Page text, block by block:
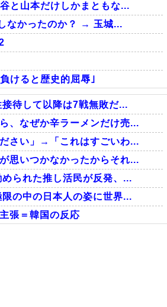
livedoor 相互RSS
と山本だけしかまともな...
なかったのか？ → 玉城...
けると歴史的屈辱｣
待して以降は7戦無敗だ...
、なぜか辛ラーメンだけ売...
さい」→「これはすごいわ...
思いつかなかったからそれ...
られた推し活民が反発、...
の中の日本人の姿に世界...
張＝韓国の反応